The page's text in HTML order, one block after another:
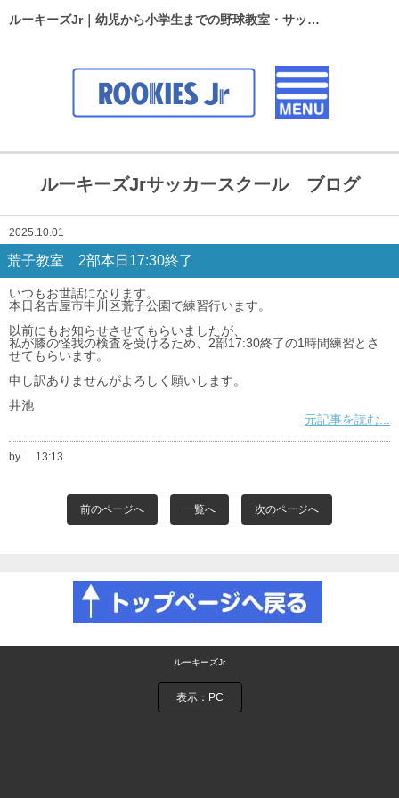
ルーキーズJr｜幼児から小学生までの野球教室・サッカースクール
ルーキーズJrサッカースクール ブログ
2025.10.01
荒子教室 2部本日17:30終了
いつもお世話になります。
本日名古屋市中川区荒子公園で練習行います。
以前にもお知らせさせてもらいましたが、
私が膝の怪我の検査を受けるため、2部17:30終了の1時間練習とさ
せてもらいます。
申し訳ありませんがよろしく願いします。
井池
元記事を読む...
by 13:13
前のページへ 一覧へ 次のページへ
ルーキーズJr
表示：PC